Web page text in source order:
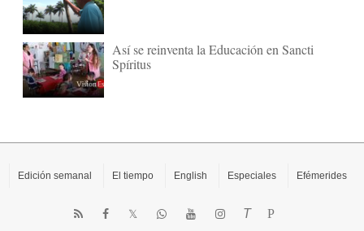
Así se reinventa la Educación en Sancti
Spíritus
Edición semanal El tiempo English Especiales Efémerides
T P